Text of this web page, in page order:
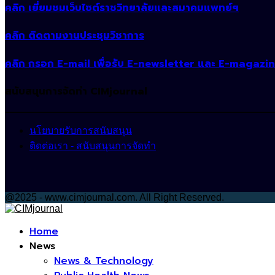
คลิก เยี่ยมชมเว็บไซต์ราชวิทยาลัยและสมาคมแพทย์ฯ
คลิก ติดตามงานประชุมวิชาการ
คลิก กรอก E-mail เพื่อรับ E-newsletter และ E-
สนับสนุนการจัดทำ CIMjournal
นโยบายรับการสนับสนุน
ติดต่อเรา - สนับสนุนการจัดทำ
@2025 - www.cimjournal.com. All Right Reserved.
Home
News
News & Technology